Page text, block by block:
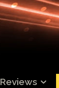
Reviews